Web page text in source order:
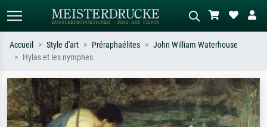
Recherchez par artiste, titre ou style –
ex. Monet, Nuit étoilée,
impressionnisme, vague de Hokusai,
nu.
Décrivez la scène – ex. prairie verte,
abstrait avec beaucoup de rouge,
tableau sombre, nu debout près d'un
arbre.
Accueil Style d'art Préraphaélites
John William Waterhouse
Hylas et les nymphes